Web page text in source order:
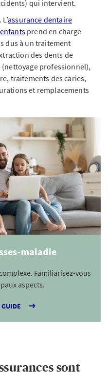
qui intervient.
. L’assurance dentaire
prend en charge
dus à un traitement
des dents de
(nettoyage professionnel),
traitements des caries,
et remplacements
maladie
Familiarisez-vous
aspects.
sont